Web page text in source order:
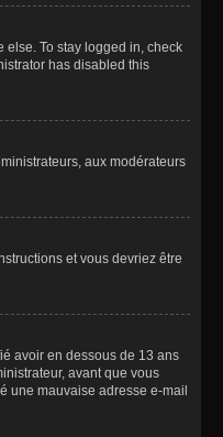
To stay logged in, check
has disabled this
aux modérateurs
et vous devriez être
avoir en dessous de 13 ans
avant que vous
une mauvaise adresse e-mail